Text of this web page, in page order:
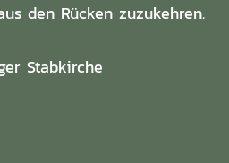
den Rücken zuzukehren.
Stabkirche